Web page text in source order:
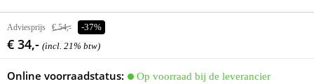
Adviesprijs € 54,- -37%
€ 34,- (incl. 21% btw)
Online voorraadstatus:
Op voorraad bij de leverancier